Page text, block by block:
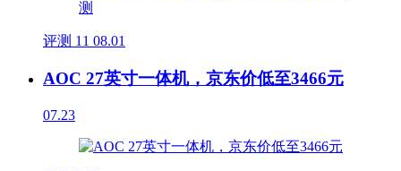
评测 11 08.01
AOC 27英寸一体机，京东价低至3466元
07.23